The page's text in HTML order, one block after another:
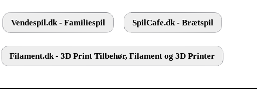
Vendespil.dk - Familiespil SpilCafe.dk - Brætspil
Filament.dk - 3D Print Tilbehør, Filament og 3D Printer